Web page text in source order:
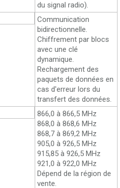
du signal radio).
Communication
bidirectionnelle.
Chiffrement par blocs
avec une clé
dynamique.
Rechargement des
paquets de données en
cas d'erreur lors du
transfert des données.
866,0 à 866,5 MHz
868,0 à 868,6 MHz
868,7 à 869,2 MHz
905,0 à 926,5 MHz
915,85 à 926,5 MHz
921,0 à 922,0 MHz
Dépend de la région de
vente.